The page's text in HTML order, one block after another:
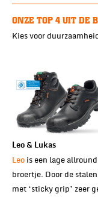
ONZE TOP 4 UIT DE
Kies voor
Leo & Lukas
Leo is een lage
broertje. Door de
met ‘sticky grip’ zeer